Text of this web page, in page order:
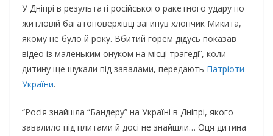
У Дніпрі в результаті російського ракетного удару по
житловій багатоповерхівці загинув хлопчик Микита,
якому не було й року. Вбитий горем дідусь показав
відео із маленьким онуком на місці трагедії, коли
дитину ще шукали під завалами, передають Патріоти
України.
“Росія знайшла “Бандеру” на Україні в Дніпрі, якого
завалило під плитами й досі не знайшли… Оця дитина